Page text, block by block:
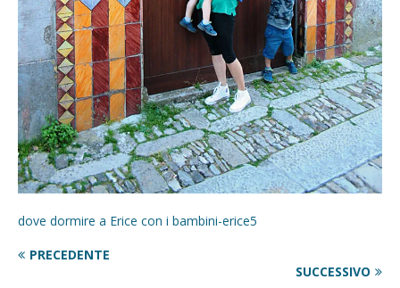
dove dormire a Erice con i bambini-erice5
PRECEDENTE
SUCCESSIVO